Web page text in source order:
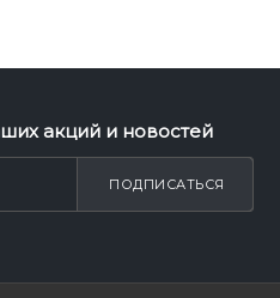
акций и новостей
ПОДПИСАТЬСЯ